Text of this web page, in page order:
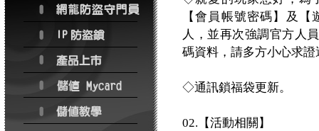
【會員帳號密碼】及
人，並再次強調官方人
碼資料，請多方小心求
◇通訊鎖福袋更新。
02.【活動相關】